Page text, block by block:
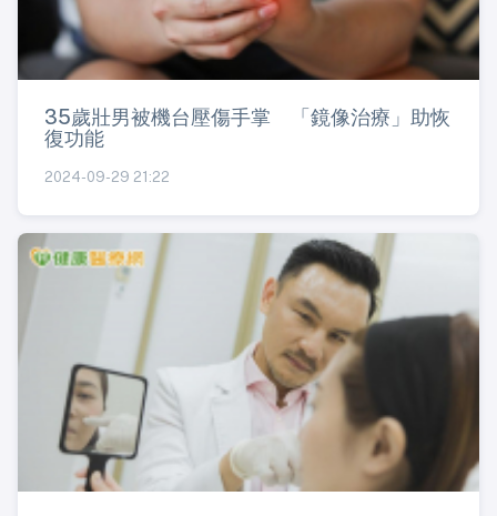
35歲壯男被機台壓傷手掌 「鏡像治療」助恢
復功能
2024-09-29 21:22